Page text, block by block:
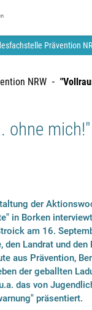
Prävention
NRW
ohne mich!"
der
in Borken
am 16.
den Landrat und
aus Prävention,
der geballten
das von
präsentiert.